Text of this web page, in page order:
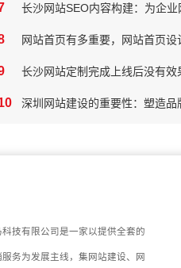
长沙网站定制完成上线后没有效
科技有限公司是一家以提供全套的
服务为发展主线，集网站建设、网